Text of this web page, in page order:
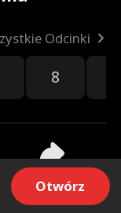
Odcinki
8
Udostępnij
Otwórz